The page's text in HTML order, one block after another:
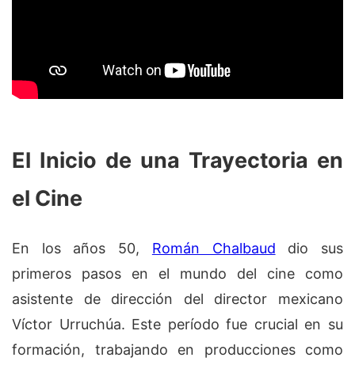
El Inicio de una Trayectoria en
el Cine
En los años 50, Román Chalbaud dio sus
primeros pasos en el mundo del cine como
asistente de dirección del director mexicano
Víctor Urruchúa. Este período fue crucial en su
formación, trabajando en producciones como